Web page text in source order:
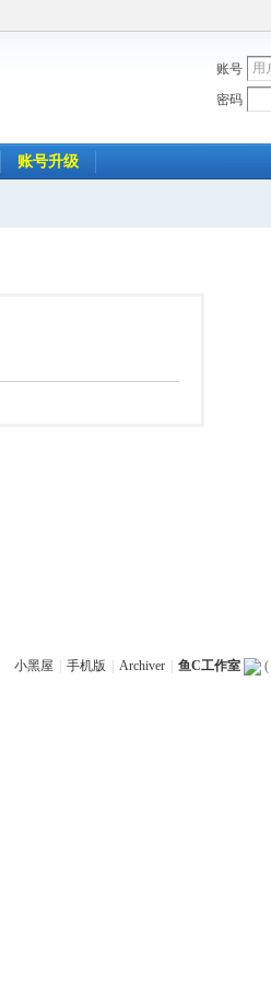
账号
密码
账号升级
小黑屋 手机版 Archiver 鱼C工作室 (